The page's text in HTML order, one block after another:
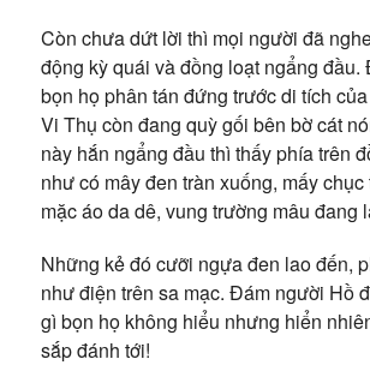
Còn chưa dứt lời thì mọi người đã
động kỳ quái và đồng loạt ngẩng
bọn họ phân tán đứng trước di tích
Vi Thụ còn đang quỳ gối bên bờ cát
này hắn ngẩng đầu thì thấy phía trên
như có mây đen tràn xuống, mấy
mặc áo da dê, vung trường mâu đang
Những kẻ đó cưỡi ngựa đen lao đến,
như điện trên sa mạc. Đám người Hồ
gì bọn họ không hiểu nhưng hiển
sắp đánh tới!